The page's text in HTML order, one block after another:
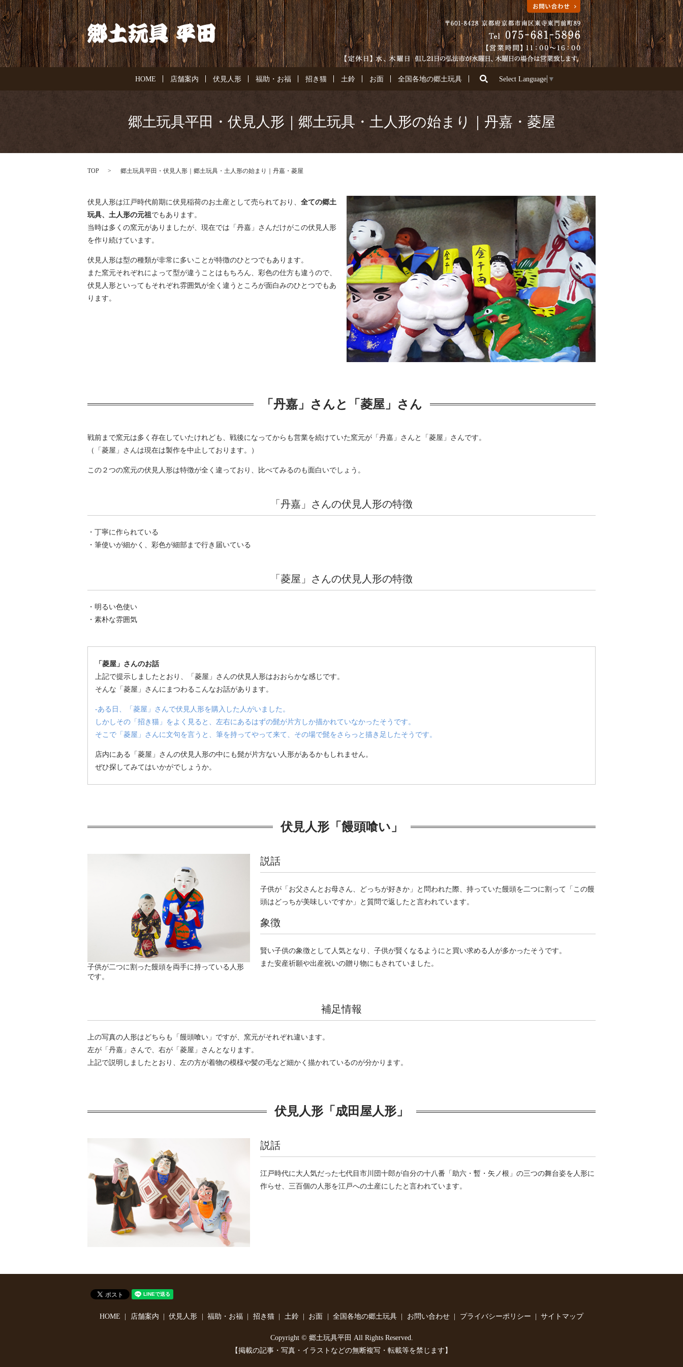
HOME 店舗案内 伏見人形 福助・お福 招き猫 土鈴 お面 全国各地の郷土玩具 search
Select Language ▼
郷土玩具平田・伏見人形｜郷土玩具・土人形の始まり｜丹嘉・菱屋
TOP 郷土玩具平田・伏見人形｜郷土玩具・土人形の始まり｜丹嘉・菱屋
伏見人形は江戸時代前期に伏見稲荷のお土産として売られており、 全ての郷土
玩具、土人形の元祖 でもあります。
当時は多くの窯元がありましたが、現在では「丹嘉」さんだけがこの伏見人形
を作り続けています。
伏見人形は型の種類が非常に多いことが特徴のひとつでもあります。
また窯元それぞれによって型が違うことはもちろん、彩色の仕方も違うので、
伏見人形といってもそれぞれ雰囲気が全く違うところが面白みのひとつでもあ
ります。
「丹嘉」さんと「菱屋」さん
戦前まで窯元は多く存在していたけれども、戦後になってからも営業を続けていた窯元が「丹嘉」さんと「菱屋」さんです。
（「菱屋」さんは現在は製作を中止しております。）
この２つの窯元の伏見人形は特徴が全く違っており、比べてみるのも面白いでしょう。
「丹嘉」さんの伏見人形の特徴
・丁寧に作られている
・筆使いが細かく、彩色が細部まで行き届いている
「菱屋」さんの伏見人形の特徴
・明るい色使い
・素朴な雰囲気
「菱屋」さんのお話
上記で提示しましたとおり、「菱屋」さんの伏見人形はおおらかな感じです。
そんな「菱屋」さんにまつわるこんなお話があります。
-ある日、「菱屋」さんで伏見人形を購入した人がいました。
しかしその「招き猫」をよく見ると、左右にあるはずの髭が片方しか描かれていなかったそうです。
そこで「菱屋」さんに文句を言うと、筆を持ってやって来て、その場で髭をさらっと描き足したそうです。
店内にある「菱屋」さんの伏見人形の中にも髭が片方ない人形があるかもしれません。
ぜひ探してみてはいかがでしょうか。
伏見人形「饅頭喰い」
子供が二つに割った饅頭を両手に持っている人形
です。
説話
子供が「お父さんとお母さん、どっちが好きか」と問われた際、持っていた饅頭を二つに割って「この饅
頭はどっちが美味しいですか」と質問で返したと言われています。
象徴
賢い子供の象徴として人気となり、子供が賢くなるようにと買い求める人が多かったそうです。
また安産祈願や出産祝いの贈り物にもされていました。
補足情報
上の写真の人形はどちらも「饅頭喰い」ですが、窯元がそれぞれ違います。
左が「丹嘉」さんで、右が「菱屋」さんとなります。
上記で説明しましたとおり、左の方が着物の模様や髪の毛など細かく描かれているのが分かります。
伏見人形「成田屋人形」
説話
江戸時代に大人気だった七代目市川団十郎が自分の十八番「助六・暫・矢ノ根」の三つの舞台姿を人形に
作らせ、三百個の人形を江戸への土産にしたと言われています。
HOME 店舗案内 伏見人形 福助・お福 招き猫 土鈴 お面 全国各地の郷土玩具 お問い合わせ プライバシーポリシー サイトマップ
Copyright © 郷土玩具平田 All Rights Reserved.
【掲載の記事・写真・イラストなどの無断複写・転載等を禁じます】